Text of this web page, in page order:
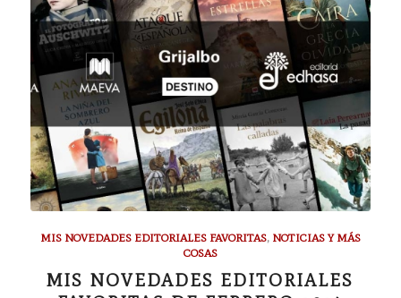
MIS NOVEDADES EDITORIALES FAVORITAS, NOTICIAS Y MÁS
COSAS
MIS NOVEDADES EDITORIALES